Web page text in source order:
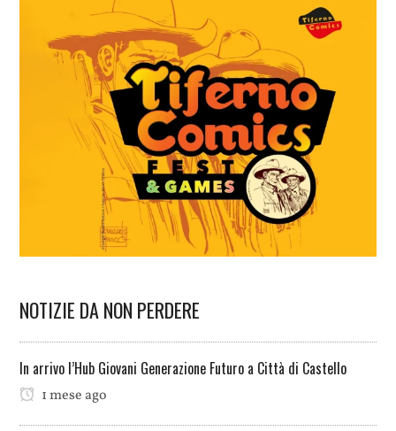
NOTIZIE DA NON PERDERE
In arrivo l’Hub Giovani Generazione Futuro a Città di Castello
1 mese ago